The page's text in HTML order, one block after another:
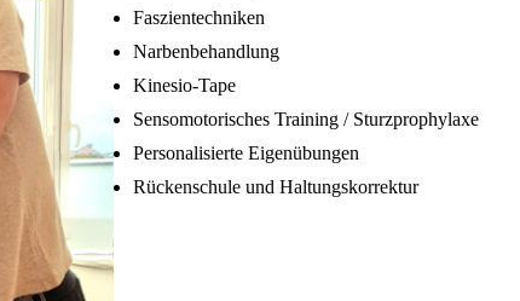
Faszientechniken
Narbenbehandlung
Kinesio-Tape
Sensomotorisches Training / Sturzprophylaxe
Personalisierte Eigenübungen
Rückenschule und Haltungskorrektur